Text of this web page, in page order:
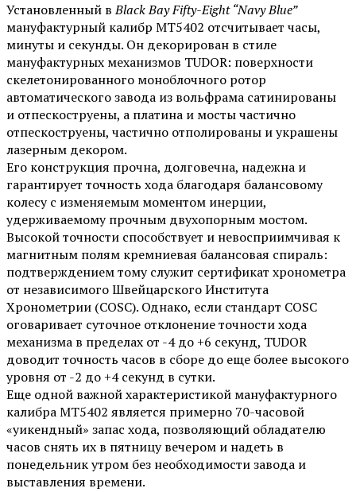
Установленный вBlack Bay Fifty-Eight “Navy Blue”
мануфактурный калибр MT5402 отсчитывает часы,
минуты и секунды. Он декорирован в стиле
мануфактурных механизмов TUDOR: поверхности
скелетонированного моноблочного ротор
автоматического завода из вольфрама сатинированы
и отпескоструены, а платина и мосты частично
отпескоструены, частично отполированы и украшены
лазерным декором.
Его конструкция прочна, долговечна, надежна и
гарантирует точность хода благодаря балансовому
колесу с изменяемым моментом инерции,
удерживаемому прочным двухопорным мостом.
Высокой точности способствует и невосприимчивая к
магнитным полям кремниевая балансовая спираль:
подтверждением тому служит сертификат хронометра
от независимого Швейцарского Института
Хронометрии (COSC). Однако, если стандарт COSC
оговаривает суточное отклонение точности хода
механизма в пределах от -4 до +6 секунд, TUDOR
доводит точность часов в сборе до еще более высокого
уровня от -2 до +4 секунд в сутки.
Еще одной важной характеристикой мануфактурного
калибра MT5402 является примерно 70-часовой
«уикендный» запас хода, позволяющий обладателю
часов снять их в пятницу вечером и надеть в
понедельник утром без необходимости завода и
выставления времени.